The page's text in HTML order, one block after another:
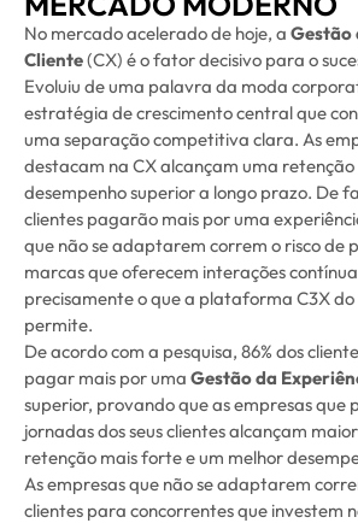
No mercado acelerado de hoje, a Gestão
Cliente(CX) é o fator decisivo para o
Evoluiu de uma palavra da moda
estratégia de crescimento central que
uma separação competitiva clara. As
destacam na CX alcançam uma
desempenho superior a longo prazo. De
clientes pagarão mais por uma
que não se adaptarem correm o risco de
marcas que oferecem interações
precisamente o que a plataforma C3X
permite.
De acordo com a pesquisa, 86% dos
pagar mais por uma Gestão da
superior, provando que as empresas que
jornadas dos seus clientes alcançam
retenção mais forte e um melhor
As empresas que não se adaptarem
clientes para concorrentes que investem